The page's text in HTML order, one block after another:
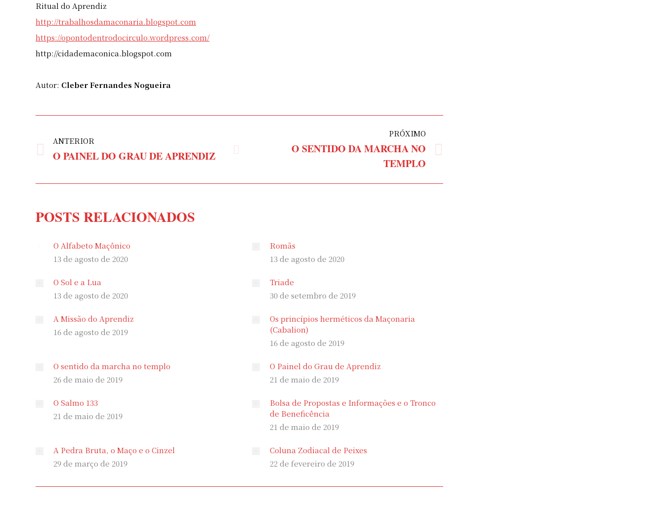
Ritual do Aprendiz
http://trabalhosdamaconaria.blogspot.com
https://opontodentrodocirculo.wordpress.com/
http://cidademaconica.blogspot.com
Autor: Cleber Fernandes Nogueira
DEANTERIOR
Post
O PAINEL DO GRAU DE APRENDIZ
PRÓXIMO
O SENTIDO DA MARCHA NO
TEMPLO
POSTS RELACIONADOS
O Alfabeto Maçônico
13 de agosto de 2020
Romãs
13 de agosto de 2020
O Sol e a Lua
13 de agosto de 2020
Triade
30 de setembro de 2019
A Missão do Aprendiz
16 de agosto de 2019
Os princípios herméticos da Maçonaria
(Cabalion)
16 de agosto de 2019
O sentido da marcha no templo
26 de maio de 2019
O Painel do Grau de Aprendiz
21 de maio de 2019
O Salmo 133
21 de maio de 2019
Bolsa de Propostas e Informações e o Tronco
de Beneficência
21 de maio de 2019
A Pedra Bruta, o Maço e o Cinzel
29 de março de 2019
Coluna Zodiacal de Peixes
22 de fevereiro de 2019